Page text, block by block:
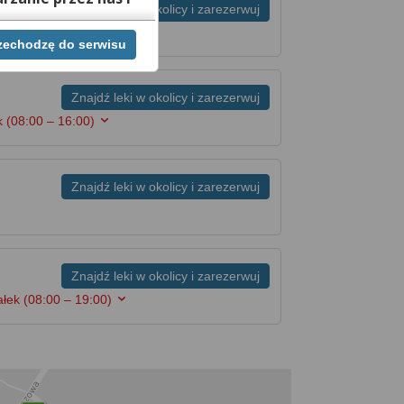
Znajdź leki w okolicy i zarezerwuj
(08:00 – 20:00)
Znajdź leki w okolicy i zarezerwuj
(08:00 – 16:00)
Znajdź leki w okolicy i zarezerwuj
Znajdź leki w okolicy i zarezerwuj
(08:00 – 19:00)
chwili cofnąć,
Jeżeli chcesz
tego dokonać
do serwisu